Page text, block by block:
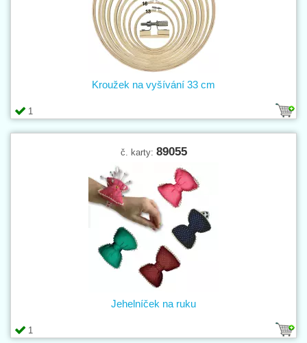
1
Kroužek na vyšívání 33 cm
č. karty: 89055
1
Jehelníček na ruku